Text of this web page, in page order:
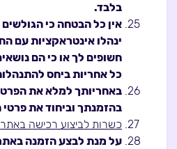
בלבד.
אין כל הבטחה כי
ינהלו אינטראקציות עם
חשופים לך או כי הם
כל אחריות ביחס
באחריותך למלא את
בהזמנתך וביחוד את פרטי
כשרות לביצוע רכישה באתר
על מנת לבצע הזמנה